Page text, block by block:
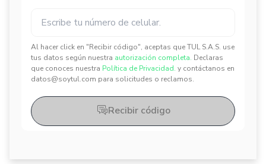
Al hacer click en "Recibir código", aceptas que TUL S.A.S. use
tus datos según nuestra autorización completa. Declaras
que conoces nuestra Política de Privacidad. y contáctanos en
datos@soytul.com para solicitudes o reclamos.
Recibir código